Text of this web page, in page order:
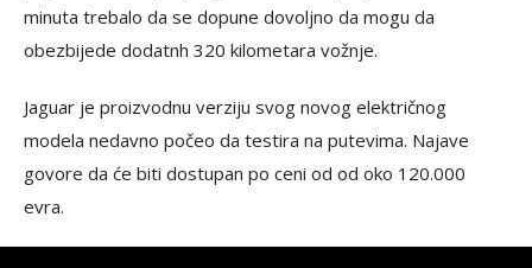
minuta trebalo da se dopune dovoljno da mogu da
obezbijede dodatnh 320 kilometara vožnje.
Jaguar je proizvodnu verziju svog novog električnog
modela nedavno počeo da testira na putevima. Najave
govore da će biti dostupan po ceni od od oko 120.000
evra.